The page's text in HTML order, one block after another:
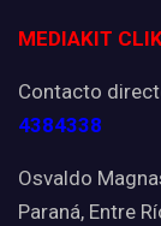
MEDIAKIT
Contacto
4384338
Osvaldo
Paraná, Entre